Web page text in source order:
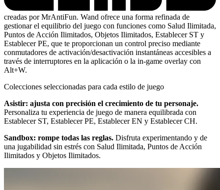
creadas por MrAntiFun. Wand ofrece una forma refinada de
gestionar el equilibrio del juego con funciones como Salud Ilimitada,
Puntos de Acción Ilimitados, Objetos Ilimitados, Establecer ST y
Establecer PE, que te proporcionan un control preciso mediante
conmutadores de activación/desactivación instantáneas accesibles a
través de interruptores en la aplicación o la in-game overlay con
Alt+W.
Colecciones seleccionadas para cada estilo de juego
Asistir: ajusta con precisión el crecimiento de tu personaje.
Personaliza tu experiencia de juego de manera equilibrada con
Establecer ST, Establecer PE, Establecer EN y Establecer CH.
Sandbox: rompe todas las reglas. Disfruta experimentando y de
una jugabilidad sin estrés con Salud Ilimitada, Puntos de Acción
Ilimitados y Objetos Ilimitados.